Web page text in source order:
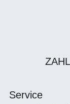
Service